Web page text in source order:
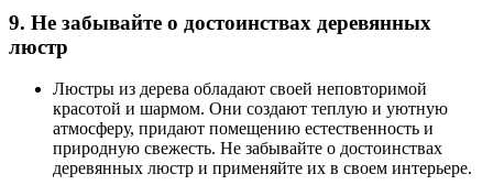
9. Не забывайте о достоинствах деревянных
люстр
Люстры из дерева обладают своей неповторимой
красотой и шармом. Они создают теплую и уютную
атмосферу, придают помещению естественность и
природную свежесть. Не забывайте о достоинствах
деревянных люстр и применяйте их в своем интерьере.